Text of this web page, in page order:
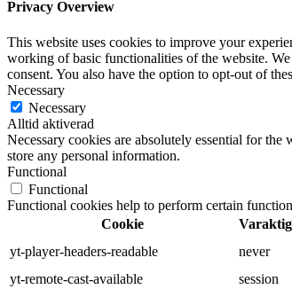
Privacy Overview
This website uses cookies to improve your
working of basic functionalities of the website.
consent. You also have the option to opt-out of
Necessary
Necessary
Alltid aktiverad
Necessary cookies are absolutely essential for
store any personal information.
Functional
Functional
Functional cookies help to perform certain
Cookie
yt-player-headers-readable
never
yt-remote-cast-available
session